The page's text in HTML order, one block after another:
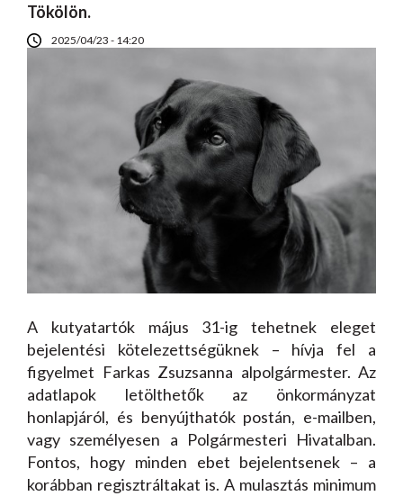
Tökölön.
2025/04/23 - 14:20
A kutyatartók május 31-ig tehetnek eleget
bejelentési kötelezettségüknek – hívja fel a
figyelmet Farkas Zsuzsanna alpolgármester. Az
adatlapok letölthetők az önkormányzat
honlapjáról, és benyújthatók postán, e-mailben,
vagy személyesen a Polgármesteri Hivatalban.
Fontos, hogy minden ebet bejelentsenek – a
korábban regisztráltakat is. A mulasztás minimum